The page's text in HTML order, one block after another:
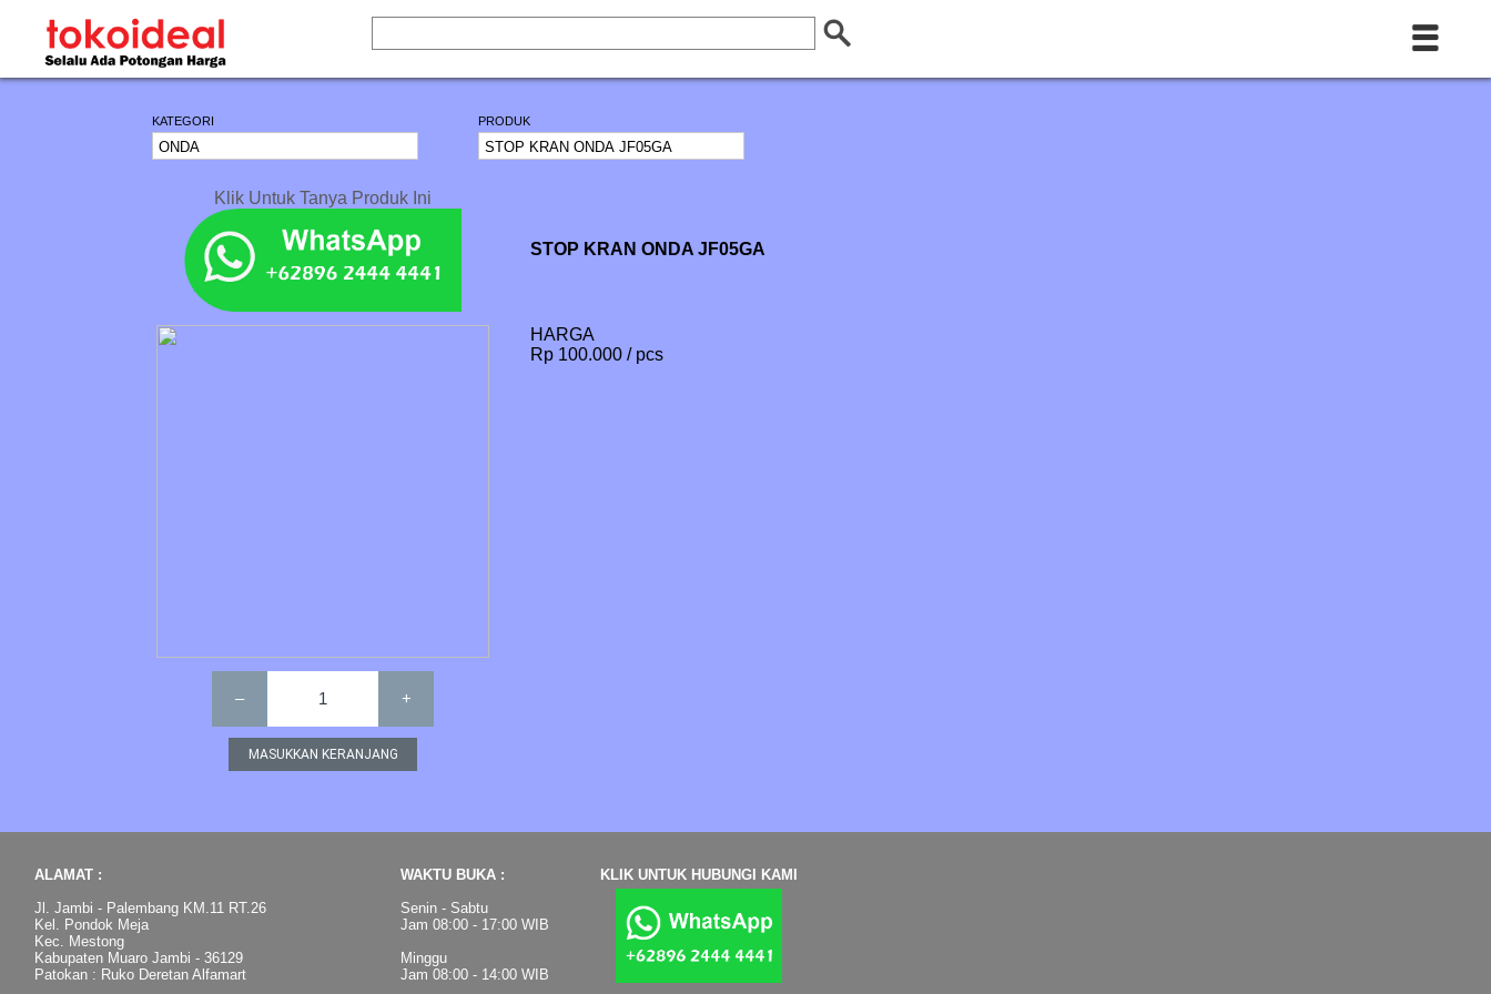
KATEGORI PRODUK
Klik Untuk Tanya Produk Ini
STOP KRAN ONDA JF05GA
HARGA
Rp 100.000 / pcs
– 1 +
ALAMAT :
Jl. Jambi - Palembang KM.11 RT.26
Kel. Pondok Meja
Kec. Mestong
Kabupaten Muaro Jambi - 36129
Patokan : Ruko Deretan Alfamart
WAKTU BUKA :
Senin - Sabtu
Jam 08:00 - 17:00 WIB
Minggu
Jam 08:00 - 14:00 WIB
KLIK UNTUK HUBUNGI KAMI